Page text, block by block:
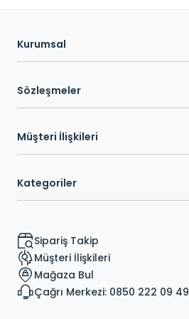
Kurumsal
Sözleşmeler
Müşteri İlişkileri
Kategoriler
Sipariş Takip
Müşteri İlişkileri
Mağaza Bul
Çağrı Merkezi: 0850 222 09 49